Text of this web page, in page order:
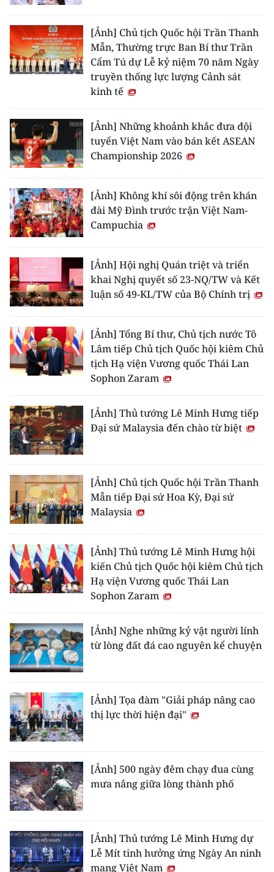
[Ảnh] Chủ tịch Quốc hội Trần Thanh
Mẫn, Thường trực Ban Bí thư Trần
Cẩm Tú dự Lễ kỷ niệm 70 năm Ngày
truyền thống lực lượng Cảnh sát
kinh tế
[Ảnh] Những khoảnh khắc đưa đội
tuyển Việt Nam vào bán kết ASEAN
Championship 2026
[Ảnh] Không khí sôi động trên khán
đài Mỹ Đình trước trận Việt Nam-
Campuchia
[Ảnh] Hội nghị Quán triệt và triển
khai Nghị quyết số 23-NQ/TW và Kết
luận số 49-KL/TW của Bộ Chính trị
[Ảnh] Tổng Bí thư, Chủ tịch nước Tô
Lâm tiếp Chủ tịch Quốc hội kiêm Chủ
tịch Hạ viện Vương quốc Thái Lan
Sophon Zaram
[Ảnh] Thủ tướng Lê Minh Hưng tiếp
Đại sứ Malaysia đến chào từ biệt
[Ảnh] Chủ tịch Quốc hội Trần Thanh
Mẫn tiếp Đại sứ Hoa Kỳ, Đại sứ
Malaysia
[Ảnh] Thủ tướng Lê Minh Hưng hội
kiến Chủ tịch Quốc hội kiêm Chủ tịch
Hạ viện Vương quốc Thái Lan
Sophon Zaram
[Ảnh] Nghe những kỷ vật người lính
từ lòng đất đá cao nguyên kể chuyện
[Ảnh] Tọa đàm "Giải pháp nâng cao
thị lực thời hiện đại"
[Ảnh] 500 ngày đêm chạy đua cùng
mưa nắng giữa lòng thành phố
[Ảnh] Thủ tướng Lê Minh Hưng dự
Lễ Mít tinh hưởng ứng Ngày An ninh
mạng Việt Nam